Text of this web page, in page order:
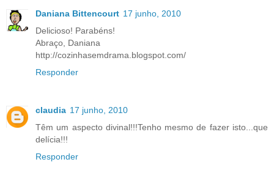
Daniana Bittencourt 17 junho, 2010
Delicioso! Parabéns!
Abraço, Daniana
http://cozinhasemdrama.blogspot.com/
Responder
claudia 17 junho, 2010
Têm um aspecto divinal!!!Tenho mesmo de fazer isto...que
delícia!!!
Responder